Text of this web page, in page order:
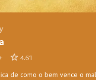
4.61
de como o bem vence o